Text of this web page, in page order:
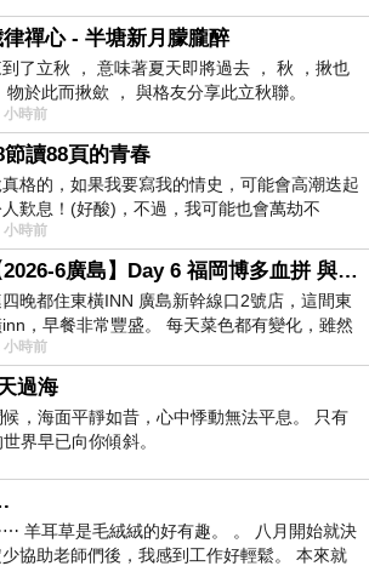
律禪心 - 半塘新月朦朧醉
到了立秋 ， 意味著夏天即將過去 ， 秋 ，揪也
物於此而揪歛 ， 與格友分享此立秋聯。
小時前
節讀88頁的青春
格的，如果我要寫我的情史，可能會高潮迭起
歎息！(好酸)，不過，我可能也會萬劫不
，每天跪鍵盤還是被判了花心的罪
小時前
【2026-6廣島】Day 6 福岡博多血拼 與機場接送少年司機深夜對談
晚都住東橫INN 廣島新幹線口2號店，這間東
，早餐非常豐盛。 每天菜色都有變化，雖然
工作人員拿出料理包加熱，但
小時前
過海
，海面平靜如昔，心中悸動無法平息。 只有
界早已向你傾斜。
羊耳草是毛絨絨的好有趣。 。 八月開始就決
少協助老師們後，我感到工作好輕鬆。 本來就